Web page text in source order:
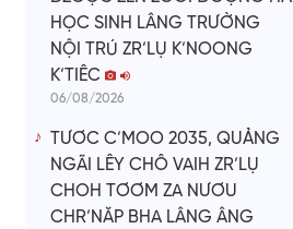
HỌC SINH LÂNG TRƯỜNG
NỘI TRÚ ZR’LỤ K’NOONG
K’TIÊC
06/08/2026
TƯƠC C’MOO 2035, QUẢNG
NGÃI LÊY CHÔ VAIH ZR’LỤ
CHOH TƠƠM ZA NƯƠU
CHR’NĂP BHA LÂNG ÂNG